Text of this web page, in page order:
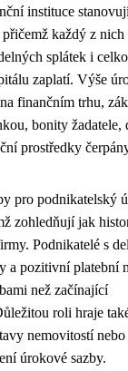
instituce
každý z nich
splátek i
zaplatí. Výše
finančním trhu,
bonity žadatele,
prostředky
pro podnikatelský
zohledňují jak
Podnikatelé s
a pozitivní platební
než začínající
roli hraje
nemovitostí
úrokové sazby.